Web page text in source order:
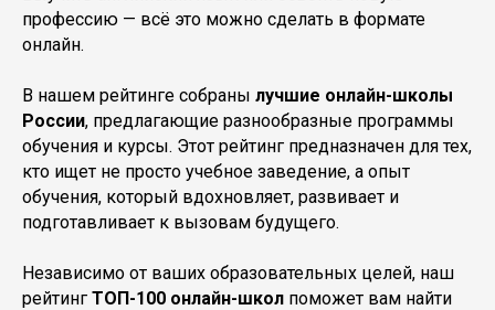
профессию — всё это можно сделать в формате
онлайн.
В нашем рейтинге собраны лучшие онлайн-школы
России, предлагающие разнообразные программы
обучения и курсы. Этот рейтинг предназначен для тех,
кто ищет не просто учебное заведение, а опыт
обучения, который вдохновляет, развивает и
подготавливает к вызовам будущего.
Независимо от ваших образовательных целей, наш
рейтинг ТОП-100 онлайн-школ поможет вам найти